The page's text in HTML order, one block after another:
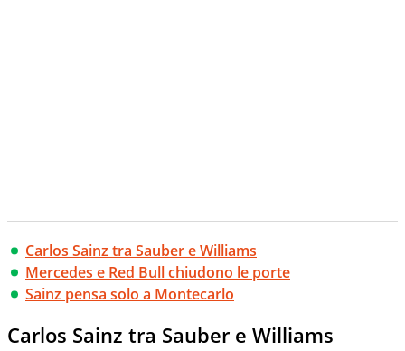
Carlos Sainz tra Sauber e Williams
Mercedes e Red Bull chiudono le porte
Sainz pensa solo a Montecarlo
Carlos Sainz tra Sauber e Williams